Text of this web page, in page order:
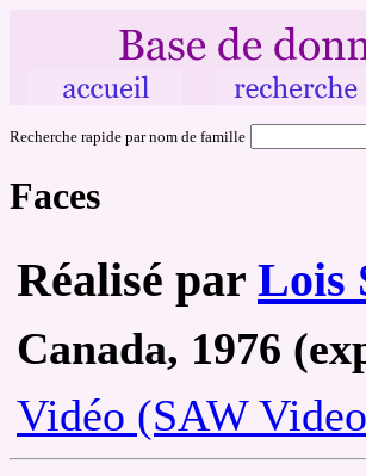
Recherche rapide par nom de famille
Faces
Réalisé par Lois
Canada, 1976
Vidéo (SAW